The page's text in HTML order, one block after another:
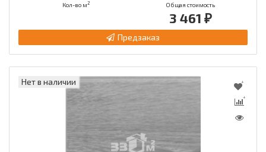
Кол-во м2 Общая стоимость
3 461 ₽
Предзаказ
Нет в наличии